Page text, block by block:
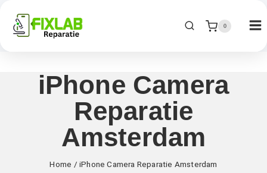
0
iPhone Camera
Reparatie
Amsterdam
Home / iPhone Camera Reparatie Amsterdam